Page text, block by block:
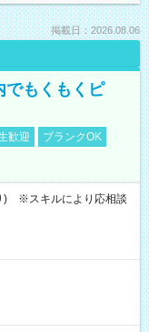
掲載日：2026.08.06
でもくもくピ
歓迎
ブランクOK
) ※スキルにより応相談